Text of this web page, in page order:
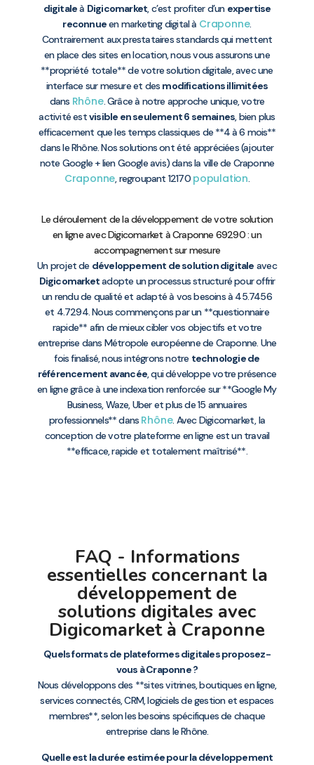
digitaleà Digicomarket, c’est profiter d’un expertise
reconnueen marketing digital à Craponne.
Contrairement aux prestataires standards qui mettent
en place des sites en location, nous vous assurons une
**propriété totale** de votre solution digitale, avec une
interface sur mesure et des modifications illimitées
dans Rhône. Grâce à notre approche unique, votre
activité estvisible en seulement 6 semaines, bien plus
efficacement que les temps classiques de **4 à 6 mois**
dans le Rhône. Nos solutions ont été appréciées (ajouter
note Google + lien Google avis) dans la ville de Craponne
Craponne, regroupant 12170 population.
Le déroulement de la développement de votre solution
en ligne avec Digicomarket à Craponne 69290 : un
accompagnement sur mesure
Un projet de développement de solution digitale avec
Digicomarketadopte un processus structuré pour offrir
un rendu de qualité et adapté à vos besoins à 45.7456
et 4.7294. Nous commençons par un **questionnaire
rapide** afin de mieux cibler vos objectifs et votre
entreprise dans Métropole européenne de Craponne. Une
fois finalisé, nous intégrons notre technologie de
référencement avancée, qui développe votre présence
en ligne grâce à une indexation renforcée sur **Google My
Business, Waze, Uber et plus de 15 annuaires
professionnels** dans Rhône. Avec Digicomarket, la
conception de votre plateforme en ligne est un travail
**efficace, rapide et totalement maîtrisé**.
FAQ - Informations
essentielles concernant la
développement de
solutions digitales avec
Digicomarket à Craponne
Quels formats de plateformes digitales proposez-
vous à Craponne ?
Nous développons des **sites vitrines, boutiques en ligne,
services connectés, CRM, logiciels de gestion et espaces
membres**, selon les besoins spécifiques de chaque
entreprise dans le Rhône.
Quelle est la durée estimée pour la développement